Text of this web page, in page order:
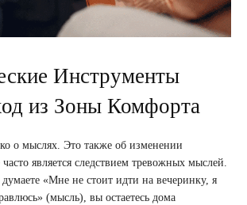
Инструменты
из Зоны Комфорта
о мыслях. Это также об изменении
является следствием тревожных мыслей.
«Мне не стоит идти на вечеринку, я
(мысль), вы остаетесь дома